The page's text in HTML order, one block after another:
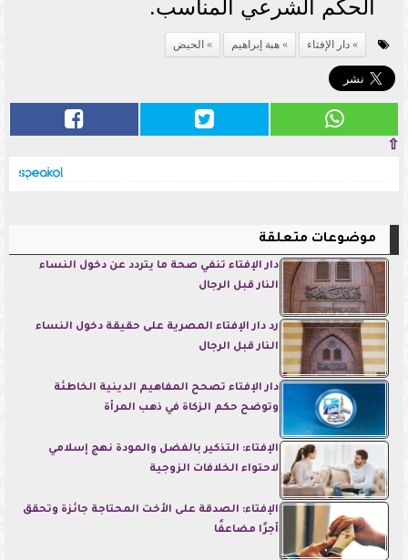
الحكم الشرعي المناسب.
دار الإفتاء هبة إبراهيم الحيض
⇧
موضوعات متعلقة
دار الإفتاء تنفي صحة ما يتردد عن دخول النساء
النار قبل الرجال
رد دار الإفتاء المصرية على حقيقة دخول النساء
النار قبل الرجال
دار الإفتاء تصحح المفاهيم الدينية الخاطئة
وتوضح حكم الزكاة في ذهب المرأة
الإفتاء: التذكير بالفضل والمودة نهج إسلامي
لاحتواء الخلافات الزوجية
الإفتاء: الصدقة على الأخت المحتاجة جائزة وتحقق
أجرًا مضاعفًا